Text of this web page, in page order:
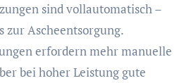
zur Ascheentsorgung.
erfordern mehr manuelle
bei hoher Leistung gute